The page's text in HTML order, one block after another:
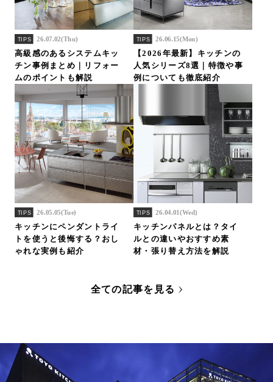
TIPS 26.07.02(Thu)
高級感のあるシステムキッ
チン事例まとめ｜リフォー
ムのポイントも解説
TIPS 26.06.15(Mon)
【2026年最新】キッチンの
人気シリーズ8選｜特徴や事
例についても徹底紹介
TIPS 26.05.05(Tue)
キッチンにペンダントライ
トを使うと後悔する？おし
ゃれな実例も紹介
TIPS 26.04.01(Wed)
キッチンパネルとは？タイ
ルとの違いやおすすめ素
材・張り替え方法を解説
全ての記事を見る